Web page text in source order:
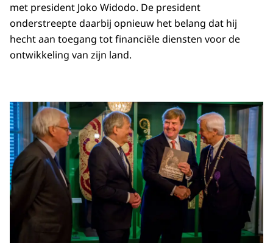
met president Joko Widodo. De president
onderstreepte daarbij opnieuw het belang dat hij
hecht aan toegang tot financiële diensten voor de
ontwikkeling van zijn land.